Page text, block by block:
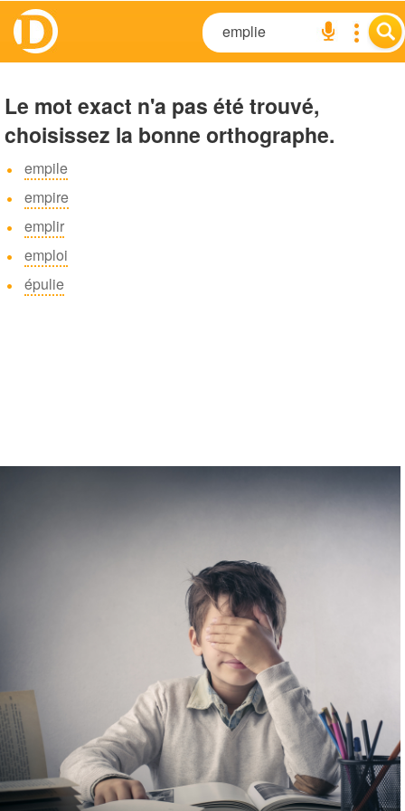
Le mot exact n'a pas été trouvé,
choisissez la bonne orthographe.
empile
empire
emplir
emploi
épulie